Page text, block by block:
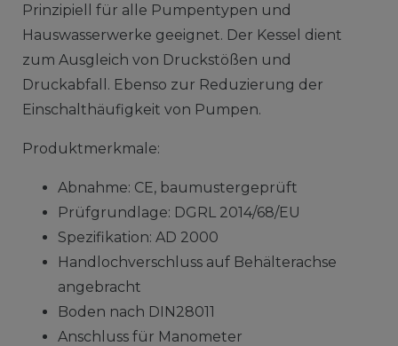
Prinzipiell für alle Pumpentypen und
Hauswasserwerke geeignet. Der Kessel dient
zum Ausgleich von Druckstößen und
Druckabfall. Ebenso zur Reduzierung der
Einschalthäufigkeit von Pumpen.
Produktmerkmale:
Abnahme: CE, baumustergeprüft
Prüfgrundlage: DGRL 2014/68/EU
Spezifikation: AD 2000
Handlochverschluss auf Behälterachse
angebracht
Boden nach DIN28011
Anschluss für Manometer